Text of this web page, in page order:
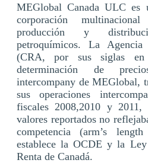
MEGlobal Canada ULC es
corporación
producción y
petroquímicos. La
(CRA, por sus siglas en
determinación de
intercompany de MEGlobal,
sus operaciones
fiscales 2008,2010 y 2011,
valores reportados no
competencia (arm’s
establece la OCDE y la
Renta de Canadá.